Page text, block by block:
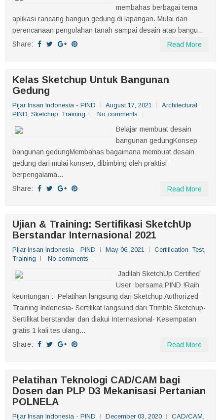
membahas berbagai tema
aplikasi rancang bangun gedung di lapangan. Mulai dari
perencanaan pengolahan tanah sampai desain atap bangu...
Share:
Read More
Kelas Sketchup Untuk Bangunan
Gedung
Pijar Insan Indonesia - PIND August 17, 2021 Architectural
PIND Sketchup Training No comments
Belajar membuat desain
bangunan gedungKonsep
bangunan gedungMembahas bagaimana membuat desain
gedung dari mulai konsep, dibimbing oleh praktisi
berpengalama...
Share:
Read More
Ujian & Training: Sertifikasi SketchUp
Berstandar Internasional 2021
Pijar Insan Indonesia - PIND May 06, 2021 Certification Test,
Training
No comments
Jadilah SketchUp Certified
User bersama PIND !Raih
keuntungan :- Pelatihan langsung dari Sketchup Authorized
Training Indonesia- Sertifikat langsund dari Trimble Sketchup-
Sertifikat berstandar dan diakui Internasional- Kesempatan
gratis 1 kali tes ulang...
Share:
Read More
Pelatihan Teknologi CAD/CAM bagi
Dosen dan PLP D3 Mekanisasi Pertanian
POLNELA
Pijar Insan Indonesia - PIND December 03, 2020 CAD/CAM